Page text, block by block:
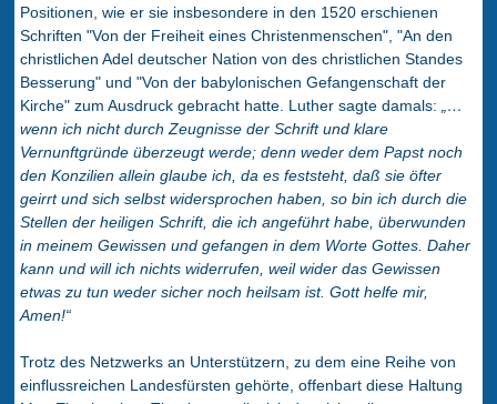
Positionen, wie er sie insbesondere in den 1520 erschienen
Schriften "Von der Freiheit eines Christenmenschen", "An den
christlichen Adel deutscher Nation von des christlichen Standes
Besserung" und "Von der babylonischen Gefangenschaft der
Kirche" zum Ausdruck gebracht hatte. Luther sagte damals:„…
wenn ich nicht durch Zeugnisse der Schrift und klare
Vernunftgründe überzeugt werde; denn weder dem Papst noch
den Konzilien allein glaube ich, da es feststeht, daß sie öfter
geirrt und sich selbst widersprochen haben, so bin ich durch die
Stellen der heiligen Schrift, die ich angeführt habe, überwunden
in meinem Gewissen und gefangen in dem Worte Gottes. Daher
kann und will ich nichts widerrufen, weil wider das Gewissen
etwas zu tun weder sicher noch heilsam ist. Gott helfe mir,
Amen!“
Trotz des Netzwerks an Unterstützern, zu dem eine Reihe von
einflussreichen Landesfürsten gehörte, offenbart diese Haltung